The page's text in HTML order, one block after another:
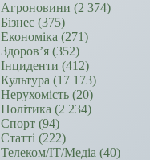
Агроновини (2 374)
Бізнес (375)
Економіка (271)
Здоров’я (352)
Інциденти (412)
Культура (17 173)
Нерухомість (20)
Політика (2 234)
Спорт (94)
Статті (222)
Телеком/ІТ/Медіа (40)